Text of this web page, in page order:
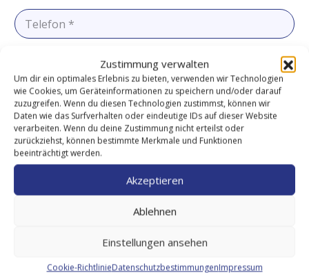
Zustimmung verwalten
Um dir ein optimales Erlebnis zu bieten, verwenden wir Technologien
wie Cookies, um Geräteinformationen zu speichern und/oder darauf
zuzugreifen. Wenn du diesen Technologien zustimmst, können wir
Daten wie das Surfverhalten oder eindeutige IDs auf dieser Website
verarbeiten. Wenn du deine Zustimmung nicht erteilst oder
zurückziehst, können bestimmte Merkmale und Funktionen
beeinträchtigt werden.
Akzeptieren
Ablehnen
Einstellungen ansehen
Cookie-RichtlinieDatenschutzbestimmungenImpressum
l
*
T
e
o
n
*
h
e
m
a
*
N
a
c
h
r
i
h